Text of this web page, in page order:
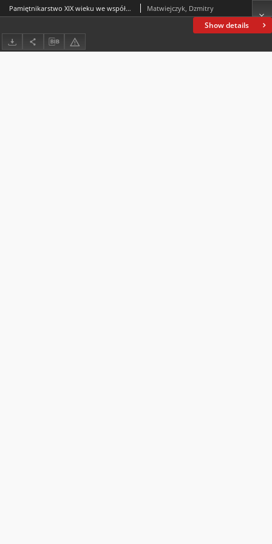
Show details
Pamiętnikarstwo XIX wieku we współczesnej historiografii białoruskiej: osiągnięcia i problemy rozwoju Matwiejczyk, Dzmitry